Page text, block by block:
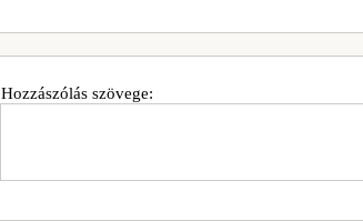
Hozzászólás szövege: